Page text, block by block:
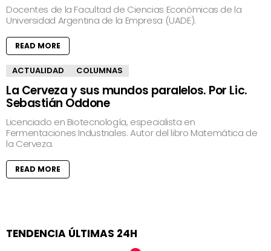
Docentes de la Facultad de Ciencias Económicas de la
Universidad Argentina de la Empresa (UADE).
READ MORE
ACTUALIDAD COLUMNAS
La Cerveza y sus mundos paralelos. Por Lic.
Sebastián Oddone
Licenciado en Biotecnología, especialista en
Fermentaciones Industriales. Autor del libro Matemática de
la Cerveza.
READ MORE
TENDENCIA ÚLTIMAS 24H